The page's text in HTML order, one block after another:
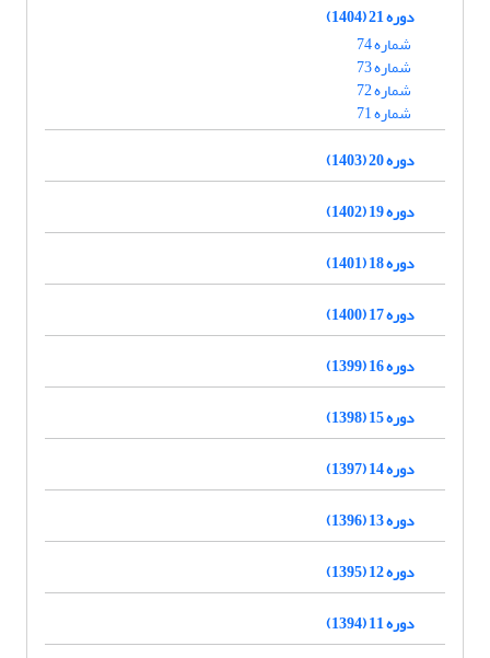
دوره 21 (1404)
شماره 74
شماره 73
شماره 72
شماره 71
دوره 20 (1403)
دوره 19 (1402)
دوره 18 (1401)
دوره 17 (1400)
دوره 16 (1399)
دوره 15 (1398)
دوره 14 (1397)
دوره 13 (1396)
دوره 12 (1395)
دوره 11 (1394)